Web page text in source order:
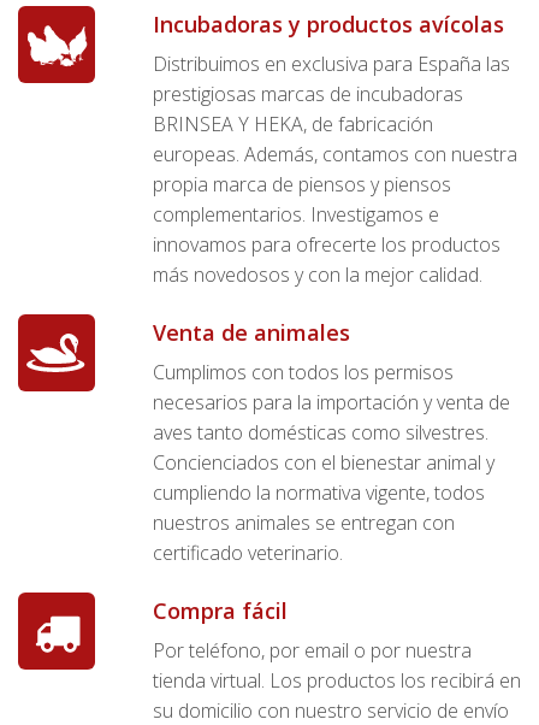
Incubadoras y productos avícolas
Distribuimos en exclusiva para España las
prestigiosas marcas de incubadoras
BRINSEA Y HEKA, de fabricación
europeas. Además, contamos con nuestra
propia marca de piensos y piensos
complementarios. Investigamos e
innovamos para ofrecerte los productos
más novedosos y con la mejor calidad.
Venta de animales
Cumplimos con todos los permisos
necesarios para la importación y venta de
aves tanto domésticas como silvestres.
Concienciados con el bienestar animal y
cumpliendo la normativa vigente, todos
nuestros animales se entregan con
certificado veterinario.
Compra fácil
Por teléfono, por email o por nuestra
tienda virtual. Los productos los recibirá en
su domicilio con nuestro servicio de envío